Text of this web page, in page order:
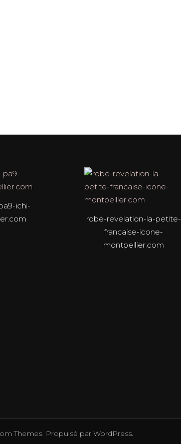
ichi-
robe-revelation-la-petite-
francaise-icone-
montpellier.com
Themes. Propulsé par WordPress.